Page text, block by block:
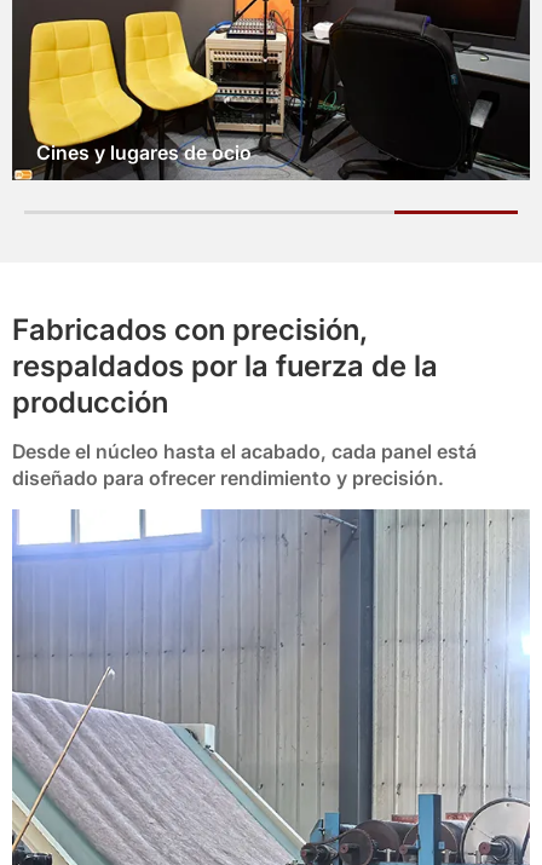
Vestíbulos y habitaciones de hotel
Fabricados con precisión,
respaldados por la fuerza de la
producción
Desde el núcleo hasta el acabado, cada panel está
diseñado para ofrecer rendimiento y precisión.